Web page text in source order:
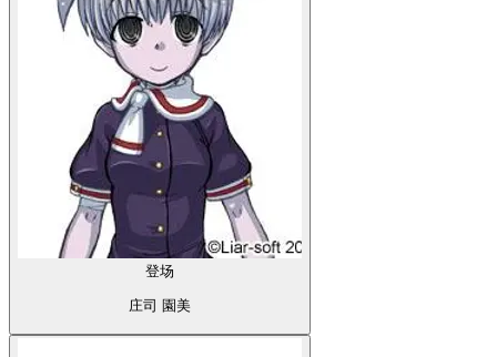
登场
庄司 園美